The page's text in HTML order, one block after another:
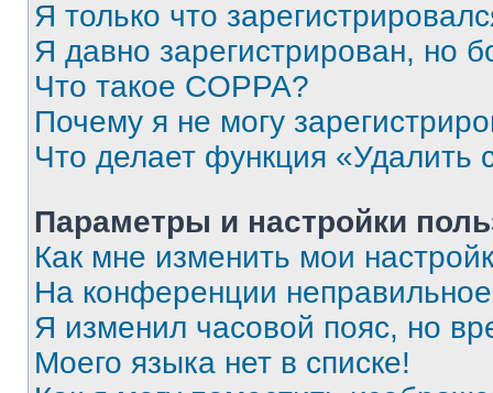
Я только что
Я давно зарегистрирован, но
Что такое COPPA?
Почему я не могу
Что делает функция «Удалить
Параметры и настройки
Как мне изменить мои
На конференции
Я изменил часовой пояс, но
Моего языка нет в списке!